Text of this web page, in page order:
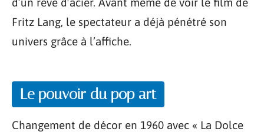
Fritz Lang, le spectateur a déjà pénétré son
univers grâce à l’affiche.
Le pouvoir du pop art
Changement de décor en 1960 avec « La Dolce